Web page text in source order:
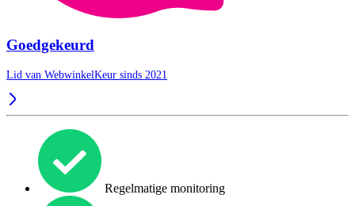
Goedgekeurd
Lid van WebwinkelKeur sinds 2021
Regelmatige monitoring